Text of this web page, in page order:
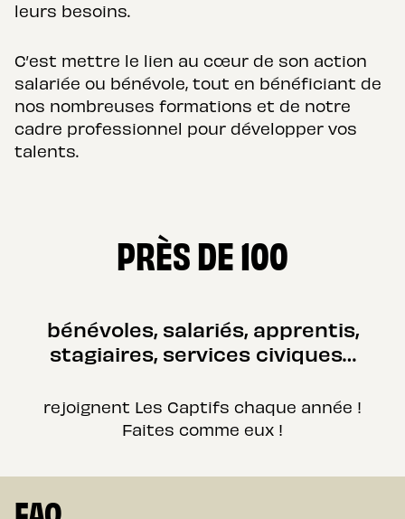
leurs besoins.
C’est mettre le lien au cœur de son action
salariée ou bénévole, tout en bénéficiant de
nos nombreuses formations et de notre
cadre professionnel pour développer vos
talents.
PRÈS DE 100
bénévoles, salariés, apprentis,
stagiaires, services civiques…
rejoignent Les Captifs chaque année !
Faites comme eux !